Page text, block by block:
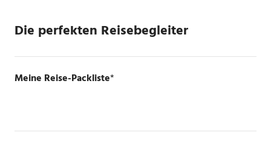
Die perfekten Reisebegleiter
Meine Reise-Packliste*